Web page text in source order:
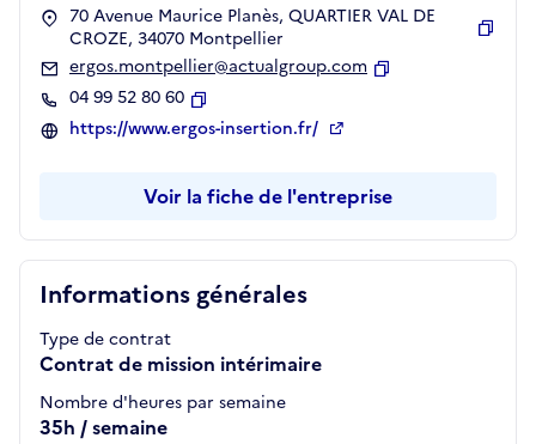
Informations générales
Type de contrat
Contrat de mission intérimaire
Nombre d'heures par semaine
35h / semaine
70 Avenue Maurice Planès, QUARTIER VAL DE
CROZE, 34070 Montpellier
ergos.montpellier@actualgroup.com
04 99 52 80 60
Copier
https://www.ergos-insertion.fr/
Voir la fiche de l'entreprise